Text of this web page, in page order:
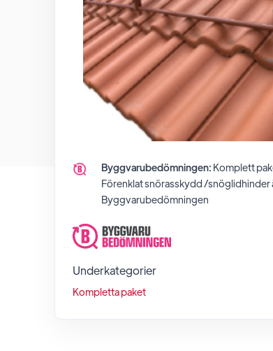
Byggvarubedömningen: Komplett
Förenklat snörasskydd /snöglidhinder
Byggvarubedömningen
Underkategorier
Kompletta paket